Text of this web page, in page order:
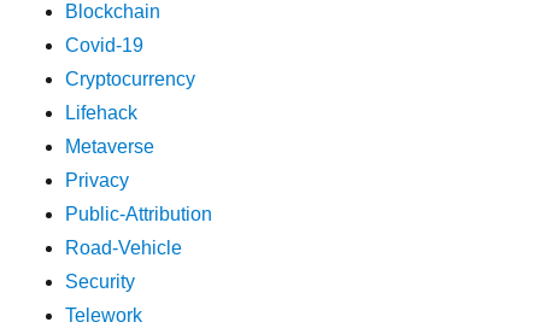
Blockchain
Covid-19
Cryptocurrency
Lifehack
Metaverse
Privacy
Public-Attribution
Road-Vehicle
Security
Telework